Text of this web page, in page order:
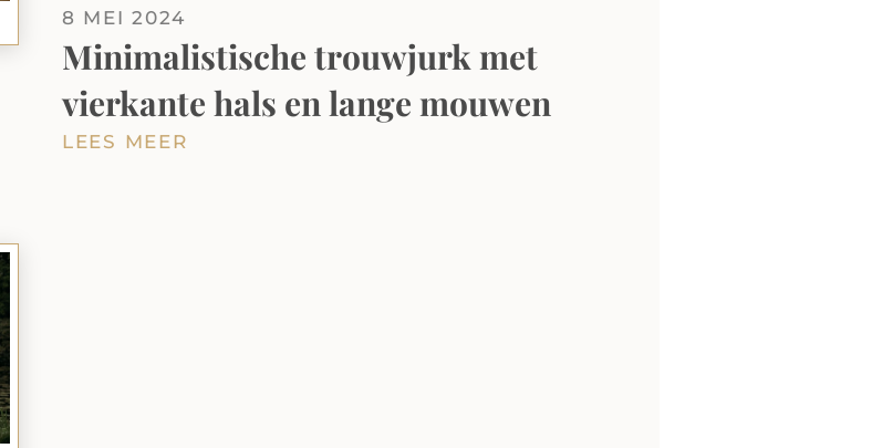
8 MEI 2024
Minimalistische trouwjurk met
vierkante hals en lange mouwen
LEES MEER